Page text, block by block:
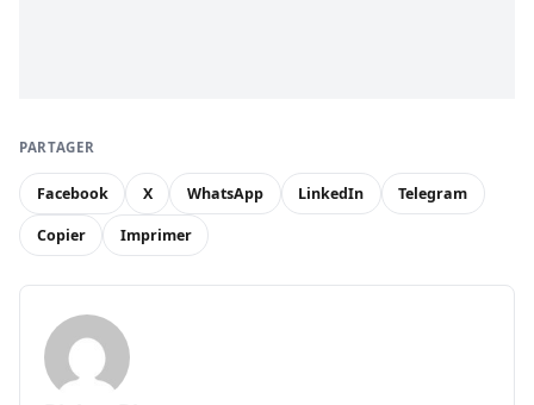
PARTAGER
Facebook X WhatsApp LinkedIn Telegram
Copier Imprimer